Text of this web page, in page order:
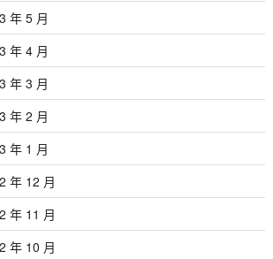
年 5 月
年 4 月
年 3 月
年 2 月
年 1 月
年 12 月
年 11 月
年 10 月